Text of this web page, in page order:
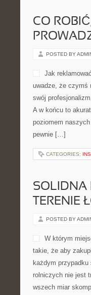
CO
POSTED BY
Jak
uwadze, że czymś
swój
A w końcu to
poziomem
pewnie […]
CATEGORIES:
SOLIDNA
TERENIE
POSTED BY
W którym
takie, że aby
każdym
rolniczych nie jest
wszech miar